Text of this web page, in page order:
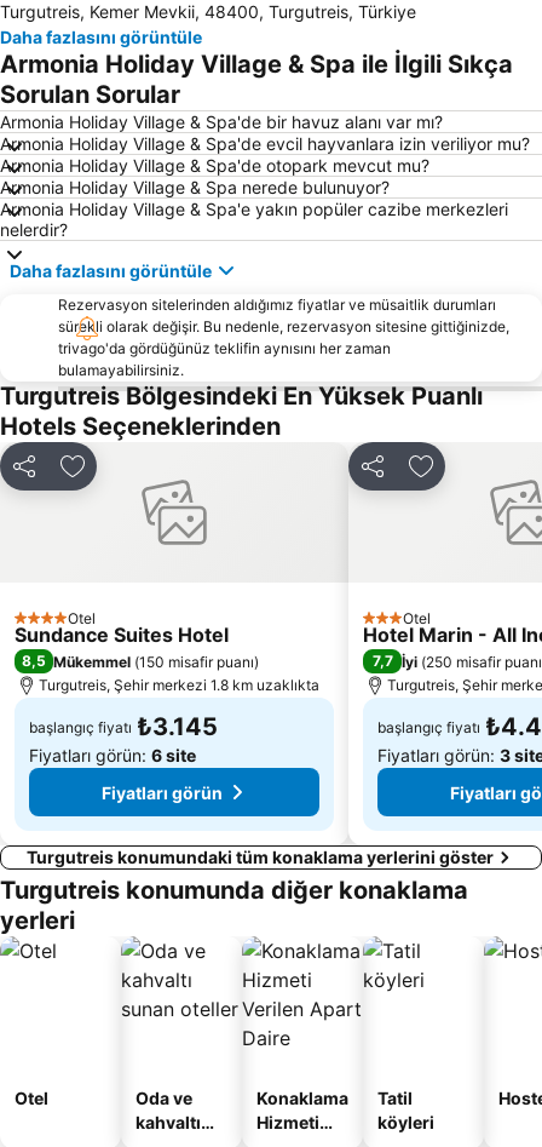
Bitez Halk Plajı
Kumluk Halk Plajı
Aquapark Bodrum
Gümbet Plajı
Ortakent Halk Plajı
Mavişehir
D-Marin Turgutreis Marina
Göltürkbükü Sahili
Yalıkavlak Halk Plajı
Kızılbük
Taşlık Halk Plajı
Marina Kos
D-Marin Didim Marina
3. Koy Halk Plajı
D-Marin Turgutreis
Palmarina Yalıkavak
Xuma beach
Çanakkale Limanı
Bodrum Dolphin Park
Marina Yat Kulübü
Akti Zouroudi
Bodrum Sualtı Arkeoloji Müzesi
Tavşan Adası
Halikarnas
Palmarina Bodrum
Lambi Beach
Çayıraltı Halk Plajı
Cumhuriyet Caddesi
Turgutreis, Kemer Mevkii, 48400, Turgutreis, Türkiye
Daha fazlasını görüntüle
Armonia Holiday Village & Spa ile İlgili Sıkça
Sorulan Sorular
Armonia Holiday Village & Spa'de bir havuz alanı var mı?
Armonia Holiday Village & Spa'de evcil hayvanlara izin veriliyor mu?
Armonia Holiday Village & Spa'de otopark mevcut mu?
Armonia Holiday Village & Spa nerede bulunuyor?
Armonia Holiday Village & Spa'e yakın popüler cazibe merkezleri
nelerdir?
Daha fazlasını görüntüle
Rezervasyon sitelerinden aldığımız fiyatlar ve müsaitlik durumları
sürekli olarak değişir. Bu nedenle, rezervasyon sitesine gittiğinizde,
trivago'da gördüğünüz teklifin aynısını her zaman
bulamayabilirsiniz.
Turgutreis Bölgesindeki En Yüksek Puanlı
Hotels Seçeneklerinden
Paylaş Favorilerime ekle
4 YıldızOtel
Sundance Suites Hotel
8,5 Mükemmel (150 misafir puanı)
Turgutreis, Şehir merkezi 1.8 km uzaklıkta
başlangıç fiyatı ₺3.145
Fiyatları görün: 6 site
Fiyatları görün
Paylaş Favorilerime
3 YıldızOtel
Hotel Marin - All
7,7 İyi (250 misafir puanı
Turgutreis, Şehir
başlangıç fiyatı
Fiyatları görün: 3
Fiyatları
Turgutreis konumundaki tüm konaklama yerlerini göster
Turgutreis konumunda diğer konaklama
yerleri
Otel
Oda ve
kahvaltı
Konaklama
Hizmeti
Tatil
köyleri